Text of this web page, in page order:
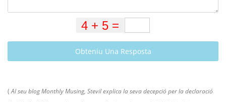
Obteniu Una Resposta
(Al seu blog Monthly Musing, Stevil explica la seva decepció per la declaració